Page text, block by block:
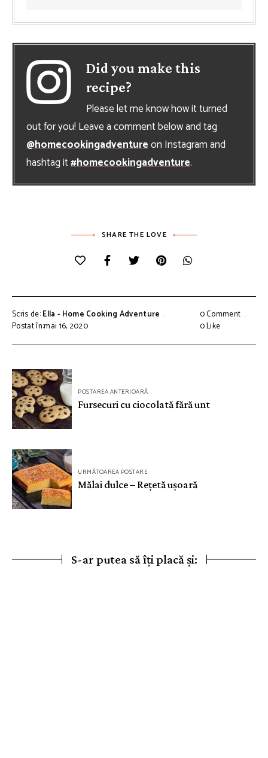
Did you make this
recipe?
Please let me know how it turned
out for you! Leave a comment below and tag
@homecookingadventureon Instagram and
hashtag it#homecookingadventure.
SHARE THE LOVE
Scris de:Ella - Home Cooking Adventure
Postat în:mai 16, 2020
0 Comment
0Like
Navigare
în
articole
POSTAREA ANTERIOARĂ
Fursecuri cu ciocolată fără unt
URMĂTOAREA POSTARE
Mălai dulce – Rețetă ușoară
S-ar putea să îți placă și: